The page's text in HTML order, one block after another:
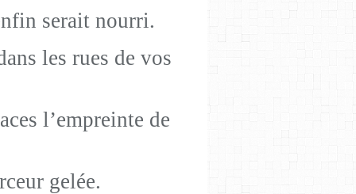
serait nourri.
les rues de vos
l’empreinte de
gelée.